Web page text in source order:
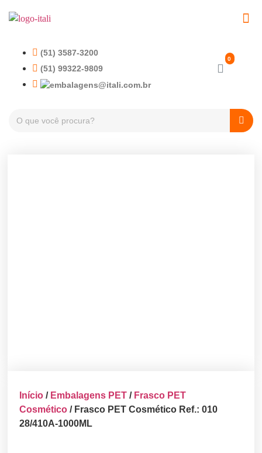
(51) 3587-3200
(51) 99322-9809
Início / Embalagens PET / Frasco PET
Cosmético / Frasco PET Cosmético Ref.: 010
28/410A-1000ML